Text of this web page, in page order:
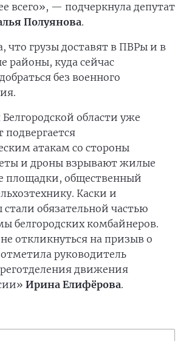
всего», — подчеркнула депутат
Полуянова.
что грузы доставят в ПВРы и в
районы, куда сейчас
без военного
области уже
подвергается
атакам со стороны
и дроны взрывают жилые
площадки, общественный
Каски и
обязательной частью
белгородских комбайнеров.
откликнуться на призыв о
руководитель
движения
Ирина Елифёрова.